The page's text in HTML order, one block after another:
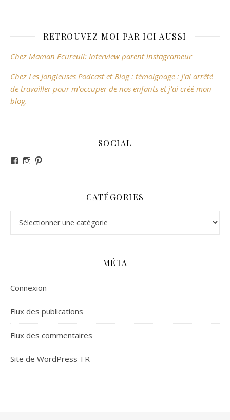
RETROUVEZ MOI PAR ICI AUSSI
Chez Maman Ecureuil: Interview parent instagrameur
Chez Les Jongleuses Podcast et Blog : témoignage : J’ai arrêté
de travailler pour m’occuper de nos enfants et j’ai créé mon
blog.
SOCIAL
Voir le profil de revesdefripouilles sur Facebook
Voir le profil de claire_revesdefripouilles sur
CATÉGORIES
MÉTA
Connexion
Flux des publications
Flux des commentaires
Site de WordPress-FR